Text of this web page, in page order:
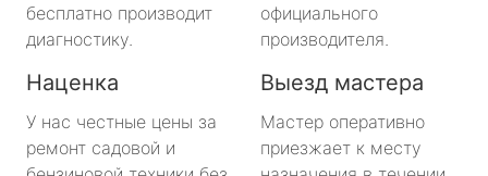
бесплатно производит
диагностику.
официального
производителя.
Наценка
У нас честные цены за
ремонт садовой и
Выезд мастера
Мастер оперативно
приезжает к месту